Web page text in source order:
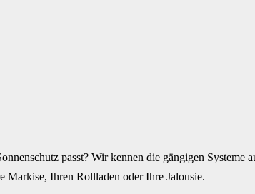
passt? Wir kennen die gängigen
Ihren Rollladen oder Ihre Jalousie.